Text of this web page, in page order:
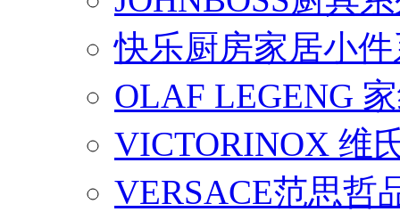
快乐厨房家居小
OLAF LEGENG
VICTORINOX 维
VERSACE范思哲